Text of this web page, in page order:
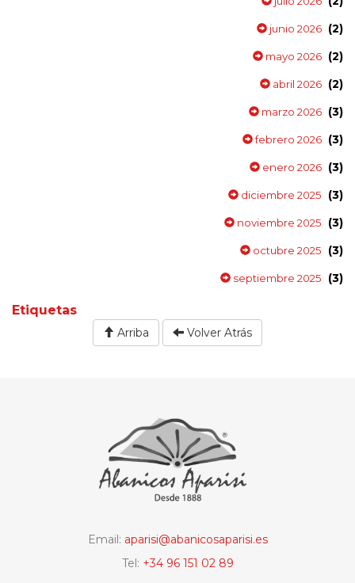
junio 2026 (2)
mayo 2026 (2)
abril 2026 (2)
marzo 2026 (3)
febrero 2026 (3)
enero 2026 (3)
diciembre 2025 (3)
noviembre 2025 (3)
octubre 2025 (3)
septiembre 2025 (3)
Etiquetas
Arriba Volver Atrás
Email: aparisi@abanicosaparisi.es
Tel: +34 96 151 02 89